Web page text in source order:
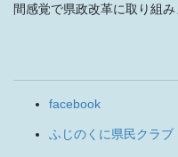
間感覚で県政改革に取り組み
facebook
ふじのくに県民クラブ